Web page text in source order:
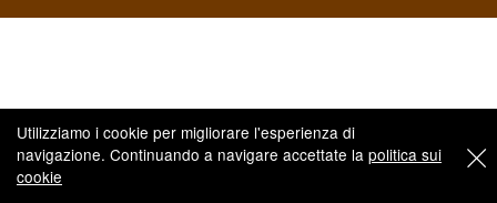
Utilizziamo i cookie per migliorare l'esperienza di
navigazione. Continuando a navigare accettate la politica sui
cookie